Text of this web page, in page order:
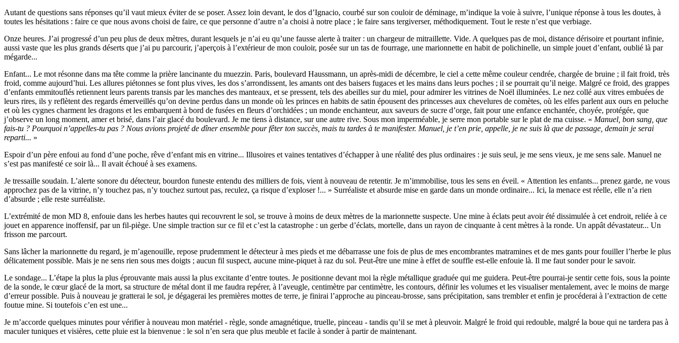
Autant de questions sans réponses qu’il vaut mieux éviter de se poser. Assez loin devant, le dos d’Ignacio, courbé sur son couloir de déminage, m’indique la voie à suivre, l’unique réponse à tous les doutes, à
toutes les hésitations : faire ce que nous avons choisi de faire, ce que personne d’autre n’a choisi à notre place ; le faire sans tergiverser, méthodiquement. Tout le reste n’est que verbiage.
Onze heures. J’ai progressé d’un peu plus de deux mètres, durant lesquels je n’ai eu qu’une fausse alerte à traiter : un chargeur de mitraillette. Vide. A quelques pas de moi, distance dérisoire et pourtant infinie,
aussi vaste que les plus grands déserts que j’ai pu parcourir, j’aperçois à l’extérieur de mon couloir, posée sur un tas de fourrage, une marionnette en habit de polichinelle, un simple jouet d’enfant, oublié là par
mégarde...
Enfant... Le mot résonne dans ma tête comme la prière lancinante du muezzin. Paris, boulevard Haussmann, un après-midi de décembre, le ciel a cette même couleur cendrée, chargée de bruine ; il fait froid, très
froid, comme aujourd’hui. Les allures piétonnes se font plus vives, les dos s’arrondissent, les amants ont des baisers fugaces et les mains dans leurs poches ; il se pourrait qu’il neige. Malgré ce froid, des grappes
d’enfants emmitouflés retiennent leurs parents transis par les manches des manteaux, et se pressent, tels des abeilles sur du miel, pour admirer les vitrines de Noël illuminées. Le nez collé aux vitres embuées de
leurs rires, ils y reflètent des regards émerveillés qu’on devine perdus dans un monde où les princes en habits de satin épousent des princesses aux chevelures de comètes, où les elfes parlent aux ours en peluche
et où les cygnes charment les dragons et les embarquent à bord de fusées en fleurs d’orchidées ; un monde enchanteur, aux saveurs de sucre d’orge, fait pour une enfance enchantée, choyée, protégée, que
j’observe un long moment, amer et brisé, dans l’air glacé du boulevard. Je me tiens à distance, sur une autre rive. Sous mon imperméable, je serre mon portable sur le plat de ma cuisse. « Manuel, bon sang, que
fais-tu ? Pourquoi n’appelles-tu pas ? Nous avions projeté de dîner ensemble pour fêter ton succès, mais tu tardes à te manifester. Manuel, je t’en prie, appelle, je ne suis là que de passage, demain je serai
reparti... »
Espoir d’un père enfoui au fond d’une poche, rêve d’enfant mis en vitrine... Illusoires et vaines tentatives d’échapper à une réalité des plus ordinaires : je suis seul, je me sens vieux, je me sens sale. Manuel ne
s’est pas manifesté ce soir là... Il avait échoué à ses examens.
Je tressaille soudain. L’alerte sonore du détecteur, bourdon funeste entendu des milliers de fois, vient à nouveau de retentir. Je m’immobilise, tous les sens en éveil. « Attention les enfants... prenez garde, ne vous
approchez pas de la vitrine, n’y touchez pas, n’y touchez surtout pas, reculez, ça risque d’exploser !... » Surréaliste et absurde mise en garde dans un monde ordinaire... Ici, la menace est réelle, elle n’a rien
d’absurde ; elle reste surréaliste.
L’extrémité de mon MD 8, enfouie dans les herbes hautes qui recouvrent le sol, se trouve à moins de deux mètres de la marionnette suspecte. Une mine à éclats peut avoir été dissimulée à cet endroit, reliée à ce
jouet en apparence inoffensif, par un fil-piège. Une simple traction sur ce fil et c’est la catastrophe : un gerbe d’éclats, mortelle, dans un rayon de cinquante à cent mètres à la ronde. Un appât dévastateur... Un
frisson me parcourt.
Sans lâcher la marionnette du regard, je m’agenouille, repose prudemment le détecteur à mes pieds et me débarrasse une fois de plus de mes encombrantes matramines et de mes gants pour fouiller l’herbe le plus
délicatement possible. Mais je ne sens rien sous mes doigts ; aucun fil suspect, aucune mine-piquet à raz du sol. Peut-être une mine à effet de souffle est-elle enfouie là. Il me faut sonder pour le savoir.
Le sondage... L’étape la plus la plus éprouvante mais aussi la plus excitante d’entre toutes. Je positionne devant moi la règle métallique graduée qui me guidera. Peut-être pourrai-je sentir cette fois, sous la pointe
de la sonde, le cœur glacé de la mort, sa structure de métal dont il me faudra repérer, à l’aveugle, centimètre par centimètre, les contours, définir les volumes et les visualiser mentalement, avec le moins de marge
d’erreur possible. Puis à nouveau je gratterai le sol, je dégagerai les premières mottes de terre, je finirai l’approche au pinceau-brosse, sans précipitation, sans trembler et enfin je procéderai à l’extraction de cette
foutue mine. Si toutefois c’en est une...
Je m’accorde quelques minutes pour vérifier à nouveau mon matériel - règle, sonde amagnétique, truelle, pinceau - tandis qu’il se met à pleuvoir. Malgré le froid qui redouble, malgré la boue qui ne tardera pas à
maculer tuniques et visières, cette pluie est la bienvenue : le sol n’en sera que plus meuble et facile à sonder à partir de maintenant.